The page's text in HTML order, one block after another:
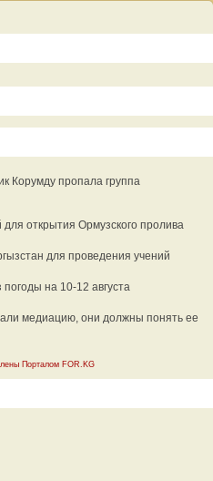
Корумду пропала группа
открытия Ормузского пролива
для проведения учений
на 10-12 августа
медиацию, они должны понять ее
Порталом FOR.KG